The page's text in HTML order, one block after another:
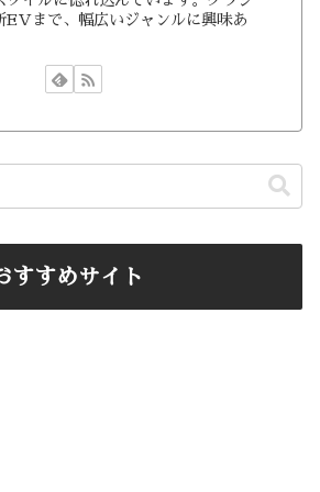
EVまで、幅広いジャンルに興味あ
すすめサイト